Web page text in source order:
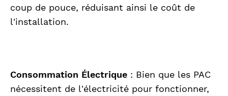
coup de pouce, réduisant ainsi le coût de
l'installation.
Consommation Électrique : Bien que les PAC
nécessitent de l'électricité pour fonctionner,